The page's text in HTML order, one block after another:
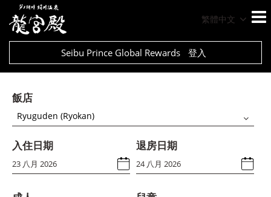
繁體中文
Seibu Prince Global Rewards 登入
飯店
Ryuguden (Ryokan)
入住日期 退房日期